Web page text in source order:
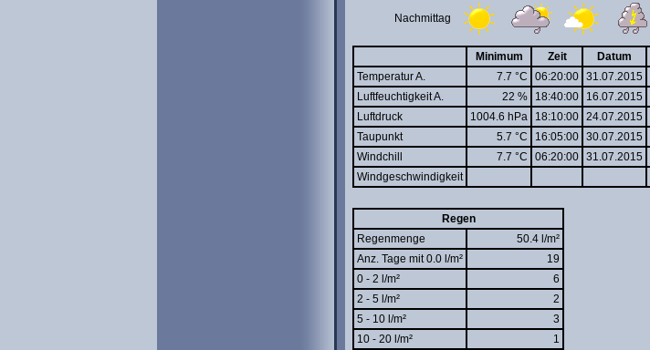
Nachmittag
Minimum Zeit Datum
Temperatur A.
7.7 °C 06:20:00 31.07.2015
Luftfeuchtigkeit A.
22 % 18:40:00 16.07.2015
Luftdruck
1004.6 hPa 18:10:00 24.07.2015
Taupunkt
5.7 °C 16:05:00 30.07.2015
Windchill
7.7 °C 06:20:00 31.07.2015
Windgeschwindigkeit
Regen
Regenmenge
50.4 l/m²
Anz. Tage mit 0.0 l/m²
19
0 - 2 l/m²
6
2 - 5 l/m²
2
5 - 10 l/m²
3
10 - 20 l/m²
1